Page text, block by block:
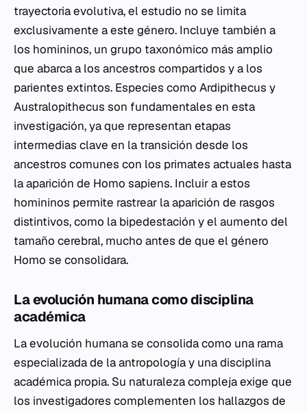
trayectoria evolutiva, el estudio no se limita
exclusivamente a este género. Incluye también a
los homininos, un grupo taxonómico más amplio
que abarca a los ancestros compartidos y a los
parientes extintos. Especies como Ardipithecus y
Australopithecus son fundamentales en esta
investigación, ya que representan etapas
intermedias clave en la transición desde los
ancestros comunes con los primates actuales hasta
la aparición de Homo sapiens. Incluir a estos
homininos permite rastrear la aparición de rasgos
distintivos, como la bipedestación y el aumento del
tamaño cerebral, mucho antes de que el género
Homo se consolidara.
La evolución humana como disciplina
académica
La evolución humana se consolida como una rama
especializada de la antropología y una disciplina
académica propia. Su naturaleza compleja exige que
los investigadores complementen los hallazgos de